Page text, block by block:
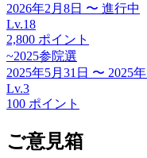
2026年2月8日 〜 進行中
Lv.18
2,800 ポイント
~2025参院選
2025年5月31日 〜 2025
Lv.3
100 ポイント
ご意見箱